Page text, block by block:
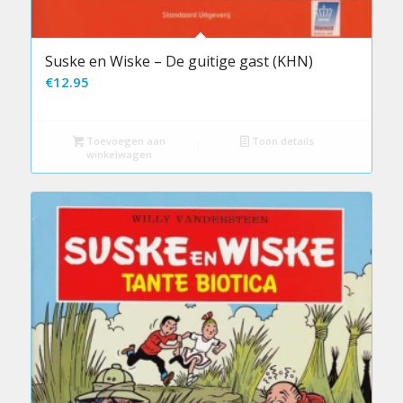
Suske en Wiske – De guitige gast (KHN)
€12.95
Toevoegen aan
winkelwagen
Toon details